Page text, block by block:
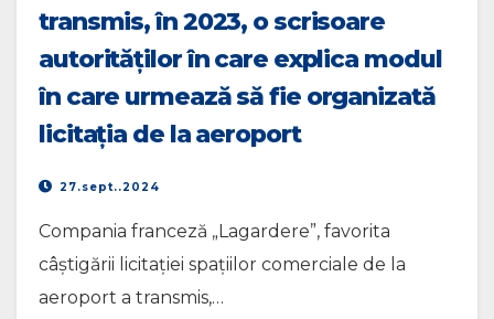
transmis, în 2023, o scrisoare
autorităților în care explica modul
în care urmează să fie organizată
licitația de la aeroport
27.sept..2024
Compania franceză „Lagardere”, favorita
câștigării licitației spațiilor comerciale de la
aeroport a transmis,…